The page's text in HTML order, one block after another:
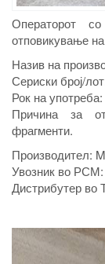
Операторот
отповикување
Назив на
Сериски број/
Рок на
Причина за
фрагменти.
Производител:
Увозник во
Дистрибутер